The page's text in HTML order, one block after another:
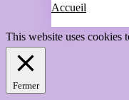
Accueil
This website uses
Fermer